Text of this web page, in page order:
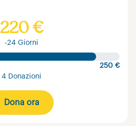
220 €
-24 Giorni
250 €
4 Donazioni
Dona ora